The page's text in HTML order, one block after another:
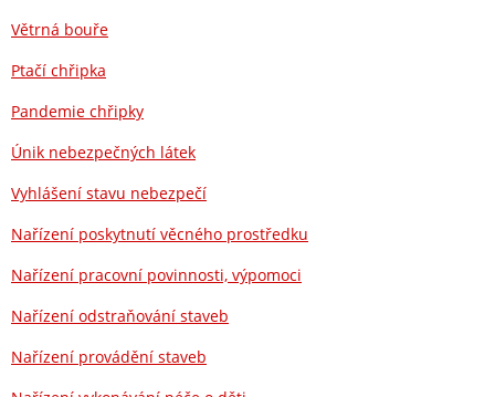
Větrná bouře
Ptačí chřipka
Pandemie chřipky
Únik nebezpečných látek
Vyhlášení stavu nebezpečí
Nařízení poskytnutí věcného prostředku
Nařízení pracovní povinnosti, výpomoci
Nařízení odstraňování staveb
Nařízení provádění staveb